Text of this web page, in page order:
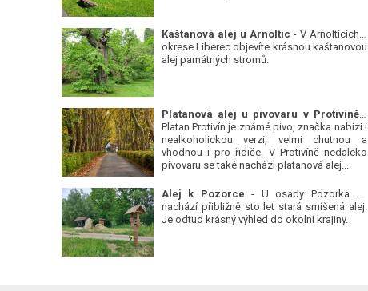
Kaštanová alej u Arnoltic - V Arnolticích v
okrese Liberec objevíte krásnou kaštanovou
alej památných stromů.
Platanová alej u pivovaru v Protivíně
-
Platan Protivín je známé pivo, značka nabízí i
nealkoholickou verzi, velmi chutnou a
vhodnou i pro řidiče. V Protivíně nedaleko
pivovaru se také nachází platanová alej...
Alej k Pozorce - U osady Pozorka se
nachází přibližně sto let stará smíšená alej.
Je odtud krásný výhled do okolní krajiny.